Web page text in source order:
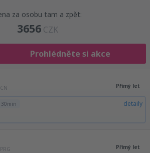
za osobu tam a zpět:
3656 CZK
Prohlédněte si akce
Přímý let
30min detaily
Přímý let